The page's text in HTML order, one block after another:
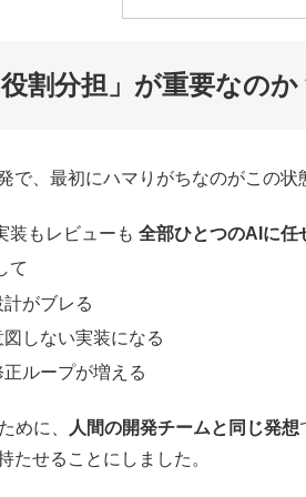
割分担」が重要なのか
で、最初にハマりがちなのがこの状
装もレビューも全部ひとつのAIに任
て
計がブレる
図しない実装になる
正ループが増える
めに、 人間の開発チームと同じ発想
たせることにしました。